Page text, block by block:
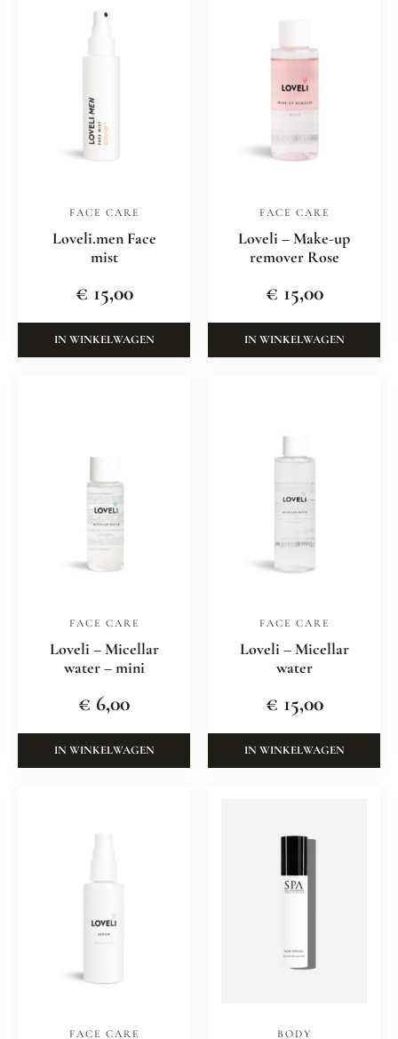
FACE CARE
Loveli.men Face
mist
€ 15,00
IN WINKELWAGEN
FACE CARE
Loveli – Make-up
remover Rose
€ 15,00
IN WINKELWAGEN
FACE CARE
Loveli – Micellar
water – mini
€ 6,00
IN WINKELWAGEN
FACE CARE
Loveli – Micellar
water
€ 15,00
IN WINKELWAGEN
FACE CARE BODY